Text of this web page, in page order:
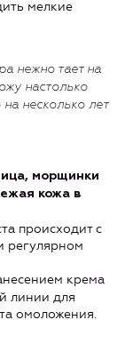
мелкие
нежно тает на
настолько
несколько лет
морщинки
кожа в
происходит с
регулярном
крема
линии для
омоложения.